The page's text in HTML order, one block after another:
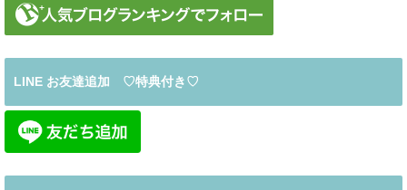
LINE お友達追加 ♡特典付き♡